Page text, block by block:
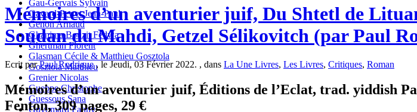
Gau-Gervais Sylvain
Gavard-Perret Jean-Paul
Genon Arnaud
Ghanima Bouzit Fedwa
Ghertman Florent
Glasman Cécile & Matthieu Gosztola
Gosztola Matthieu
Grenier Nicolas
Gueppe Christophe
Guessous Sana
Guyomard Fanny
Mémoires d’un aventurier juif, Du Shtetl de
Soudan du Mahdi, Getzel Sélikovitch (par Paul
Ecrit parPaul Rodrigue, le Jeudi, 03 Février 2022. , dans La Une Livres, Les Livres, Critiques, Roman
Mémoires d’un aventurier juif, Éditions de l’Eclat, trad. yiddish
Fenton, 309 pages, 29 €